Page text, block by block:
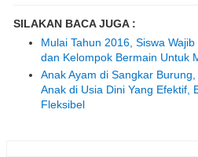
SILAKAN BACA JUGA :
Mulai Tahun 2016, Siswa
dan Kelompok Bermain Untuk
Anak Ayam di Sangkar
Anak di Usia Dini Yang Efektif,
Fleksibel